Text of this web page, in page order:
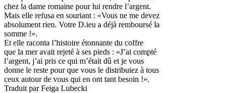
chez la dame romaine pour lui rendre l’argent.
Mais elle refusa en souriant : «Vous ne me devez
absolument rien. Votre D.ieu a déjà remboursé la
somme !».
Et elle raconta l’histoire étonnante du coffre
que la mer avait rejeté à ses pieds : «J’ai compté
l’argent, j’ai pris ce qui m’était dû et je vous
donne le reste pour que vous le distribuiez à tous
ceux autour de vous qui en ont tant besoin !».
Traduit par Feiga Lubecki